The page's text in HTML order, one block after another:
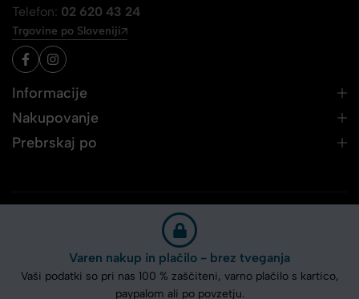
Telefon: 02 620 43 24
Trgovine po Sloveniji
Informacije
Nakupovanje
Prebrskaj po
Varen nakup in plačilo - brez tveganja
Vaši podatki so pri nas 100 % zaščiteni, varno plačilo s kartico,
paypalom ali po povzetju.